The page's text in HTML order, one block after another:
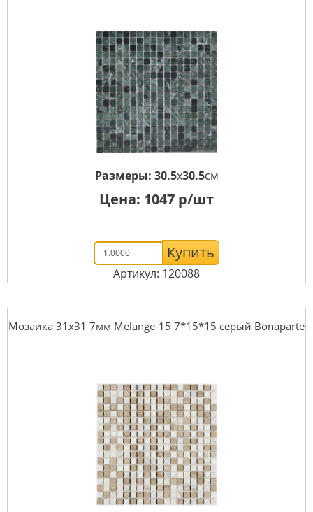
Размеры: 30.5x30.5см
Цена: 1047 р/шт
Купить
Артикул: 120088
Мозаика 31x31 7мм Melange-15 7*15*15 серый Bonaparte